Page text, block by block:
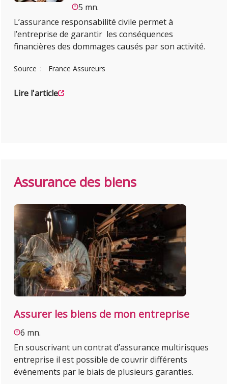
5 mn.
L’assurance responsabilité civile permet à
l’entreprise de garantir les conséquences
financières des dommages causés par son activité.
Source France Assureurs
Lire l'article
Assurance des biens
Assurer les biens de mon entreprise
6 mn.
En souscrivant un contrat d’assurance multirisques
entreprise il est possible de couvrir différents
événements par le biais de plusieurs garanties.